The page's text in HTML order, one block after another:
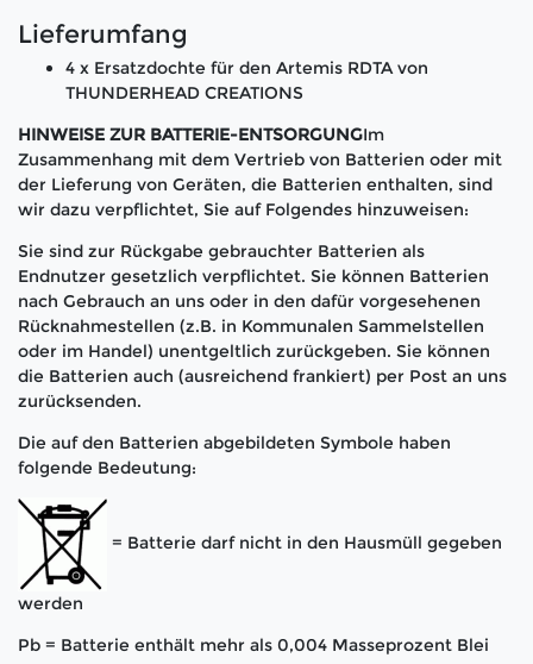
Lieferumfang
4 x Ersatzdochte für den Artemis RDTA von
THUNDERHEAD CREATIONS
HINWEISE ZUR BATTERIE-ENTSORGUNGIm
Zusammenhang mit dem Vertrieb von Batterien oder mit
der Lieferung von Geräten, die Batterien enthalten, sind
wir dazu verpflichtet, Sie auf Folgendes hinzuweisen:
Sie sind zur Rückgabe gebrauchter Batterien als
Endnutzer gesetzlich verpflichtet. Sie können Batterien
nach Gebrauch an uns oder in den dafür vorgesehenen
Rücknahmestellen (z.B. in Kommunalen Sammelstellen
oder im Handel) unentgeltlich zurückgeben. Sie können
die Batterien auch (ausreichend frankiert) per Post an uns
zurücksenden.
Die auf den Batterien abgebildeten Symbole haben
folgende Bedeutung:
= Batterie darf nicht in den Hausmüll gegeben
werden
Pb = Batterie enthält mehr als 0,004 Masseprozent Blei